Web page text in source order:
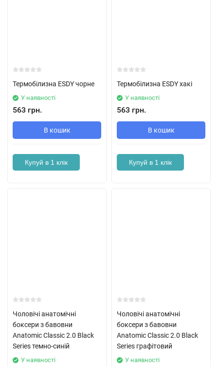
Термобілизна ESDY чорне
У наявності
563 грн.
В кошик
Купуй в 1 клік
Термобілизна ESDY хакі
У наявності
563 грн.
В кошик
Купуй в 1 клік
Чоловічі анатомічні
боксери з бавовни
Anatomic Classic 2.0 Black
Series темно-синій
У наявності
Чоловічі анатомічні
боксери з бавовни
Anatomic Classic 2.0 Black
Series графітовий
У наявності